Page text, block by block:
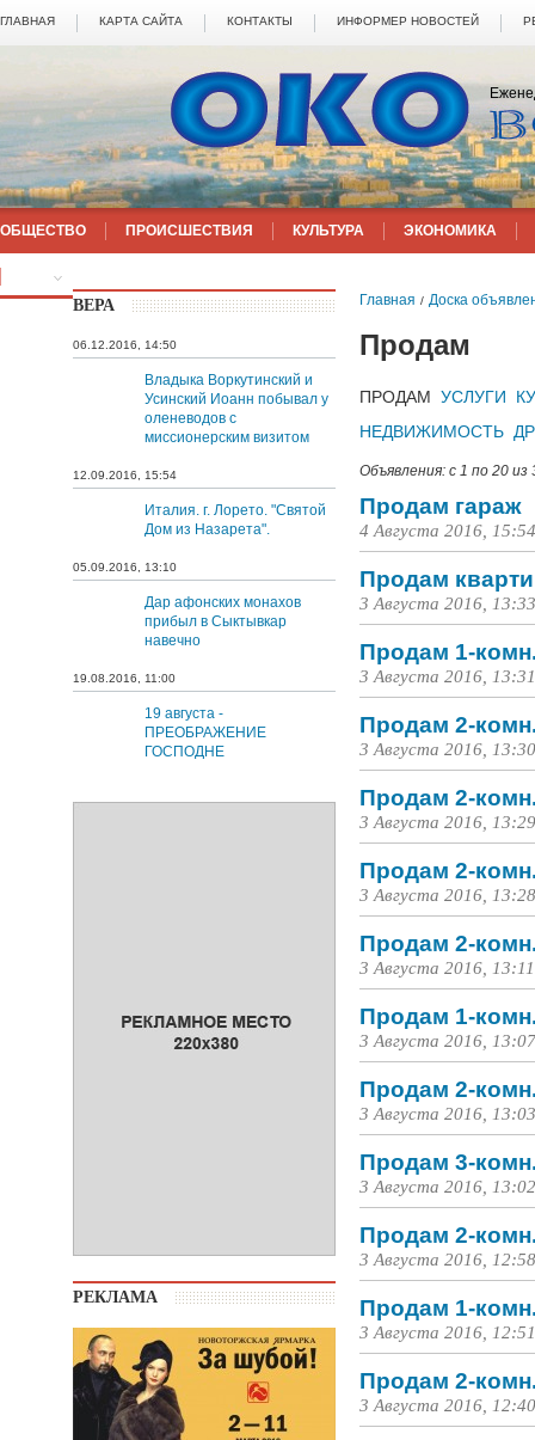
ГЛАВНАЯ КАРТА САЙТА КОНТАКТЫ ИНФОРМЕР НОВОСТЕЙ
ОБЩЕСТВО ПРОИСШЕСТВИЯ КУЛЬТУРА ЭКОНОМИКА
ВЕРА
06.12.2016, 14:50
Владыка Воркутинский и
Усинский Иоанн побывал у
оленеводов с
миссионерским визитом
12.09.2016, 15:54
Италия. г. Лорето. "Святой
Дом из Назарета".
05.09.2016, 13:10
Дар афонских монахов
прибыл в Сыктывкар
навечно
19.08.2016, 11:00
19 августа -
ПРЕОБРАЖЕНИЕ
ГОСПОДНЕ
РЕКЛАМА
Главная / Доска
Продам
ПРОДАМ УСЛУГИ
НЕДВИЖИМОСТЬ
Объявления: с 1 по 20 из
Продам гараж
4 Августа 2016, 15:54
Продам
3 Августа 2016, 13:33
Продам 1-
3 Августа 2016, 13:31
Продам 2-
3 Августа 2016, 13:30
Продам 2-
3 Августа 2016, 13:29
Продам 2-
3 Августа 2016, 13:28
Продам 2-
3 Августа 2016, 13:11
Продам 1-
3 Августа 2016, 13:07
Продам 2-
3 Августа 2016, 13:03
Продам 3-
3 Августа 2016, 13:02
Продам 2-
3 Августа 2016, 12:58
Продам 1-
3 Августа 2016, 12:51
Продам 2-
3 Августа 2016, 12:40